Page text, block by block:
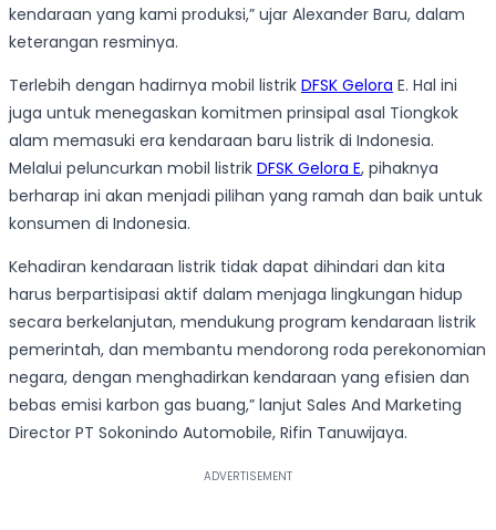
kendaraan yang kami produksi,” ujar Alexander Baru, dalam
keterangan resminya.
Terlebih dengan hadirnya mobil listrik DFSK Gelora E. Hal ini
juga untuk menegaskan komitmen prinsipal asal Tiongkok
alam memasuki era kendaraan baru listrik di Indonesia.
Melalui peluncurkan mobil listrik DFSK Gelora E, pihaknya
berharap ini akan menjadi pilihan yang ramah dan baik untuk
konsumen di Indonesia.
Kehadiran kendaraan listrik tidak dapat dihindari dan kita
harus berpartisipasi aktif dalam menjaga lingkungan hidup
secara berkelanjutan, mendukung program kendaraan listrik
pemerintah, dan membantu mendorong roda perekonomian
negara, dengan menghadirkan kendaraan yang efisien dan
bebas emisi karbon gas buang,” lanjut Sales And Marketing
Director PT Sokonindo Automobile, Rifin Tanuwijaya.